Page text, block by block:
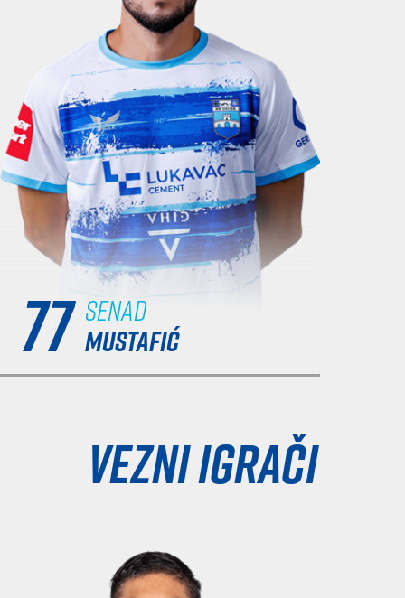
77 Senad
MUSTAFIĆ
Vezni igrači